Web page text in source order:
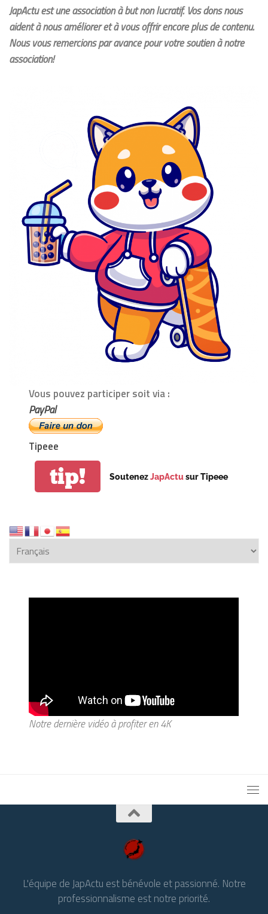
JapActu est une association à but non lucratif. Vos dons nous
aident à nous améliorer et à vous offrir encore plus de contenu.
Nous vous remercions par avance pour votre soutien à notre
association!
Vous pouvez participer soit via :
PayPal
Tipeee
tip! SoutenezJapActusur Tipeee
Notre dernière vidéo à profiter en 4K
L'équipe de JapActu est bénévole et passionné. Notre
professionnalisme est notre priorité.